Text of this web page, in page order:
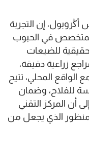
إن التجربة
في الحبوب
حقيقية للضيعات
زراعية دقيقة،
المحلي، تتيح
للفلاح، وضمان
أن المركز التقني
الذي يجعل من